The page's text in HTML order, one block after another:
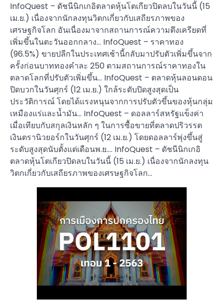
InfoQuest – ดัชนีนิกเกอิตลาดหุ้นโตเกียวปิดลบในวันนี้ (15
เม.ย.) เนื่องจากนักลงทุนวิตกเกี่ยวกับเสถียรภาพของ
เศรษฐกิจโลก อันเนื่องมาจากสถานการณ์ความตึงเครียดที่
เพิ่มขึ้นในตะวันออกกลาง… InfoQuest – ราคาทอง
(96.5%) ขายปลีกในประเทศเช้านี้กลับมาปรับตัวเพิ่มขึ้นจาก
ครั้งก่อนบาททองคำละ 250 ตามสถานการณ์ราคาทองใน
ตลาดโลกที่ปรับตัวเพิ่มขึ้น… InfoQuest – ตลาดหุ้นลอนดอน
ปิดบวกในวันศุกร์ (12 เม.ย.) ใกล้ระดับปิดสูงสุดเป็น
ประวัติการณ์ โดยได้แรงหนุนจากการปรับตัวขึ้นของหุ้นกลุ่ม
เหมืองแร่และน้ำมัน… InfoQuest – ดอลลาร์สหรัฐแข็งค่า
เมื่อเทียบกับสกุลเงินหลัก ๆ ในการซื้อขายที่ตลาดปริวรรต
เงินตรานิวยอร์กในวันศุกร์ (12 เม.ย.) โดยดอลลาร์พุ่งขึ้นสู่
ระดับสูงสุดนับตั้งแต่เดือนพ.ย…. InfoQuest – ดัชนีนิกเกอิ
ตลาดหุ้นโตเกียวปิดลบในวันนี้ (15 เม.ย.) เนื่องจากนักลงทุน
วิตกเกี่ยวกับเสถียรภาพของเศรษฐกิจโลก…